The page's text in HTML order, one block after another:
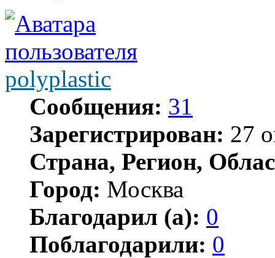
polyplastic
Сообщения: 31
Зарегистрирован: 27
Страна, Регион,
Город: Москва
Благодарил (а): 0
Поблагодарили: 0